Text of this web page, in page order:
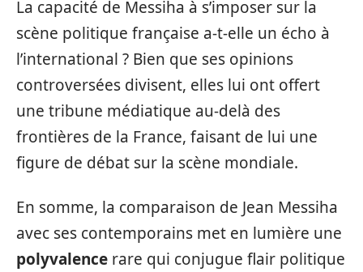
La capacité de Messiha à s’imposer sur la
scène politique française a-t-elle un écho à
l’international ? Bien que ses opinions
controversées divisent, elles lui ont offert
une tribune médiatique au-delà des
frontières de la France, faisant de lui une
figure de débat sur la scène mondiale.
En somme, la comparaison de Jean Messiha
avec ses contemporains met en lumière une
polyvalence rare qui conjugue flair politique